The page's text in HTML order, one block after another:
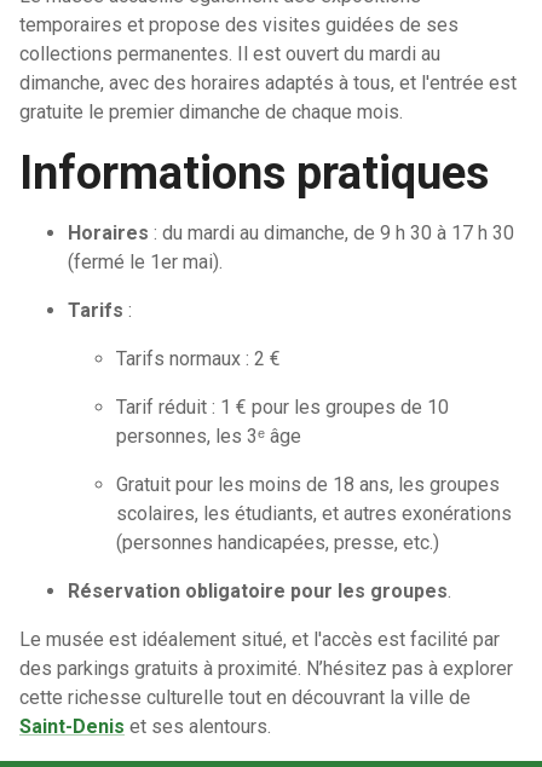
temporaires et propose des visites guidées de ses
collections permanentes. Il est ouvert du mardi au
dimanche, avec des horaires adaptés à tous, et l'entrée est
gratuite le premier dimanche de chaque mois.
Informations pratiques
Horaires : du mardi au dimanche, de 9 h 30 à 17 h 30
(fermé le 1er mai).
Tarifs :
Tarifs normaux : 2 €
Tarif réduit : 1 € pour les groupes de 10
personnes, les 3ᵉ âge
Gratuit pour les moins de 18 ans, les groupes
scolaires, les étudiants, et autres exonérations
(personnes handicapées, presse, etc.)
Réservation obligatoire pour les groupes.
Le musée est idéalement situé, et l'accès est facilité par
des parkings gratuits à proximité. N’hésitez pas à explorer
cette richesse culturelle tout en découvrant la ville de
Saint-Denis et ses alentours.